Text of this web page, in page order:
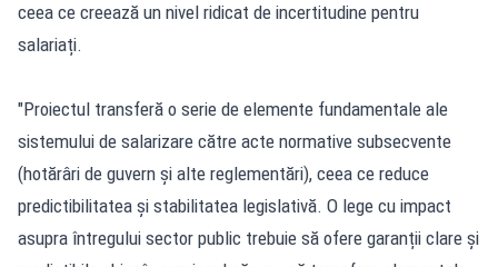
ceea ce creează un nivel ridicat de incertitudine pentru
salariați.
"Proiectul transferă o serie de elemente fundamentale ale
sistemului de salarizare către acte normative subsecvente
(hotărâri de guvern și alte reglementări), ceea ce reduce
predictibilitatea și stabilitatea legislativă. O lege cu impact
asupra întregului sector public trebuie să ofere garanții clare și